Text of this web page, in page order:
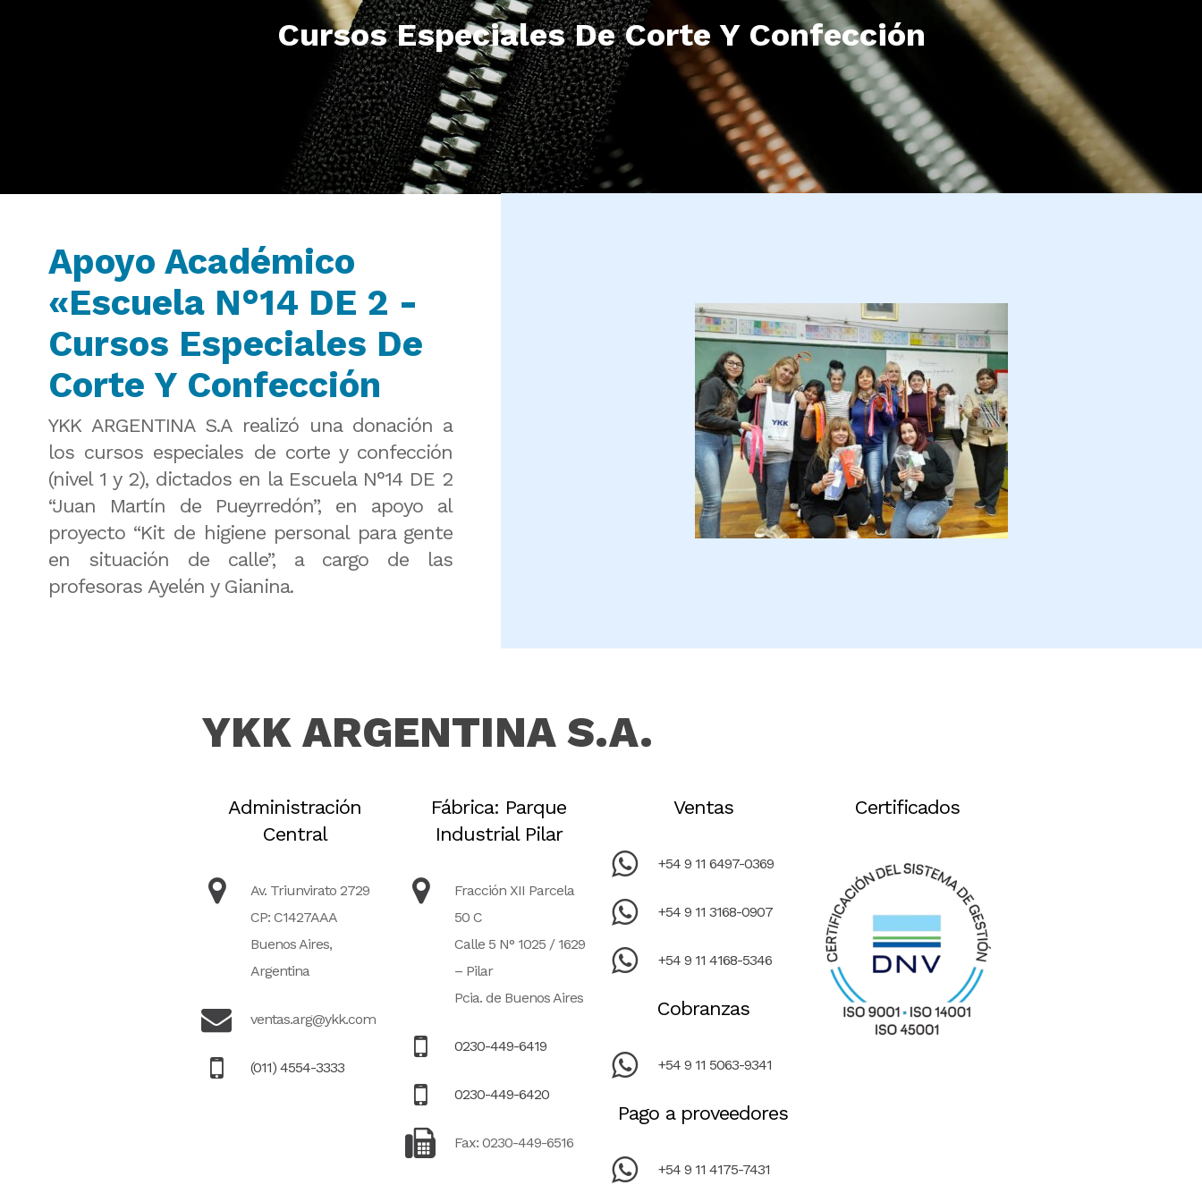
Cursos Especiales De Corte Y Confección
Apoyo Académico
«Escuela N°14 DE 2 -
Cursos Especiales De
Corte Y Confección
YKK ARGENTINA S.A realizó una donación a
los cursos especiales de corte y confección
(nivel 1 y 2), dictados en la Escuela N°14 DE 2
“Juan Martín de Pueyrredón”, en apoyo al
proyecto “Kit de higiene personal para gente
en situación de calle”, a cargo de las
profesoras Ayelén y Gianina.
YKK ARGENTINA S.A.
Administración
Central
Av. Triunvirato 2729
CP: C1427AAA
Buenos Aires,
Argentina
ventas.arg@ykk.com
(011) 4554-3333
Fábrica: Parque
Industrial Pilar
Fracción XII Parcela
50 C
Calle 5 N° 1025 / 1629
– Pilar
Pcia. de Buenos Aires
0230-449-6419
0230-449-6420
Fax: 0230-449-6516
Ventas
+54 9 11 6497-0369
+54 9 11 3168-0907
+54 9 11 4168-5346
Cobranzas
+54 9 11 5063-9341
Pago a proveedores
+54 9 11 4175-7431
Certificados